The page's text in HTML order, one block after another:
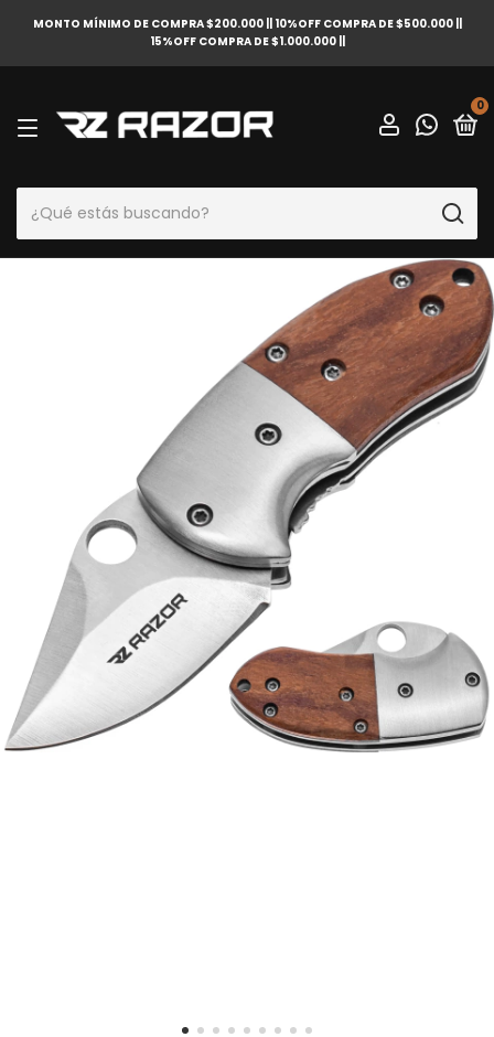
MONTO MÍNIMO DE COMPRA $200.000 || 10%OFF COMPRA DE $500.000 ||
15%OFF COMPRA DE $1.000.000 ||
0